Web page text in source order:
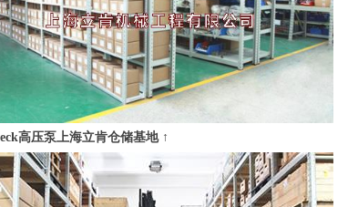
高压泵上海立肯仓储基地 ↑